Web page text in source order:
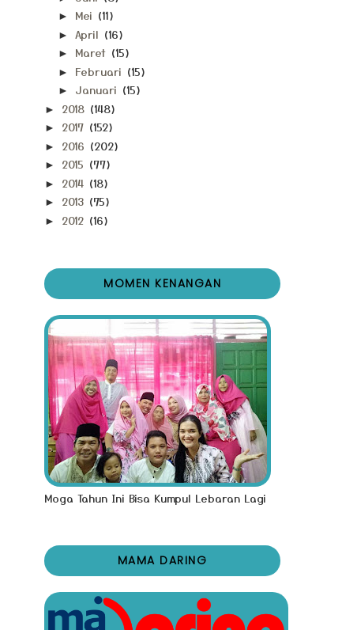
► Mei (11)
► April (16)
► Maret (15)
► Februari (15)
► Januari (15)
► 2018 (148)
► 2017 (152)
► 2016 (202)
► 2015 (77)
► 2014 (18)
► 2013 (75)
► 2012 (16)
MOMEN KENANGAN
Moga Tahun Ini Bisa Kumpul Lebaran Lagi
MAMA DARING